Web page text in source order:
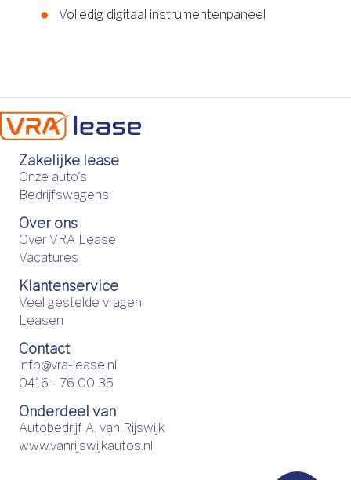
Volledig digitaal instrumentenpaneel
Zakelijke lease
Onze auto's
Bedrijfswagens
Over ons
Over VRA Lease
Vacatures
Klantenservice
Veel gestelde vragen
Leasen
Contact
info@vra-lease.nl
0416 - 76 00 35
Onderdeel van
Autobedrijf A. van Rijswijk
www.vanrijswijkautos.nl